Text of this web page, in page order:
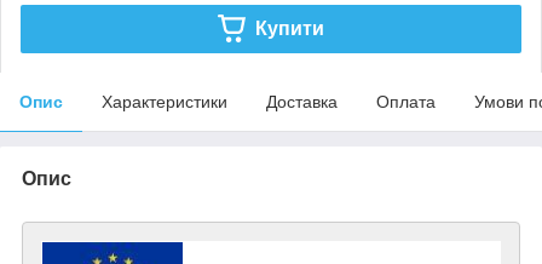
Купити
Опис Характеристики Доставка Оплата Умови
Опис